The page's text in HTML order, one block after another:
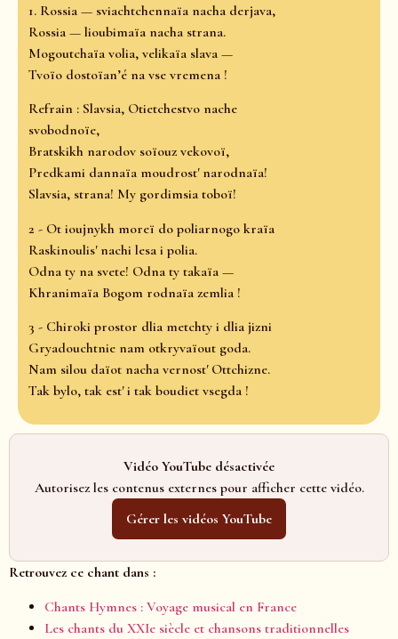
1. Rossia — sviachtchennaïa nacha derjava,
Rossia — lioubimaïa nacha strana.
Mogoutchaïa volia, velikaïa slava —
Tvoïo dostoïan’é na vse vremena !
Refrain : Slavsia, Otietchestvo nache
svobodnoïe,
Bratskikh narodov soïouz vekovoï,
Predkami dannaïa moudrost' narodnaïa!
Slavsia, strana! My gordimsia toboï!
2 - Ot ioujnykh moreï do poliarnogo kraïa
Raskinoulis' nachi lesa i polia.
Odna ty na svete! Odna ty takaïa —
Khranimaïa Bogom rodnaïa zemlia !
3 - Chiroki prostor dlia metchty i dlia jizni
Gryadouchtnie nam otkryvaïout goda.
Nam silou daïot nacha vernost' Ottchizne.
Tak bylo, tak est' i tak boudiet vsegda !
Vidéo YouTube désactivée
Autorisez les contenus externes pour afficher cette vidéo.
Gérer les vidéos YouTube
Retrouvez ce chant dans :
Chants Hymnes : Voyage musical en France
Les chants du XXIe siècle et chansons traditionnelles